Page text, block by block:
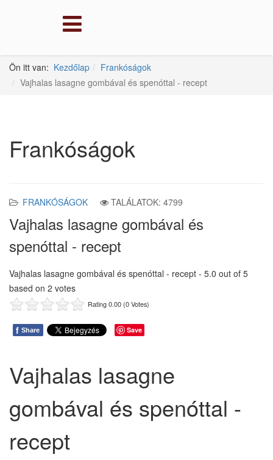
Ön itt van: Kezdőlap
Frankóságok
Vajhalas lasagne gombával és spenóttal - recept
Frankóságok
FRANKÓSÁGOK TALÁLATOK: 4799
Vajhalas lasagne gombával és
spenóttal - recept
Vajhalas lasagne gombával és spenóttal - recept - 5.0 out of 5
based on 2 votes
Rating 0.00 (0 Votes)
f Share Save
Vajhalas lasagne
gombával és spenóttal -
recept